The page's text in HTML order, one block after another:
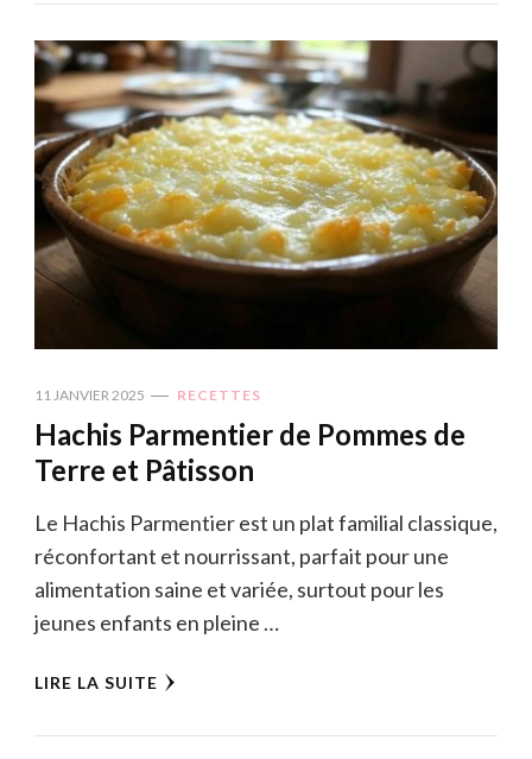
11 JANVIER 2025 RECETTES
Hachis Parmentier de Pommes de
Terre et Pâtisson
Le Hachis Parmentier est un plat familial classique,
réconfortant et nourrissant, parfait pour une
alimentation saine et variée, surtout pour les
jeunes enfants en pleine …
LIRE LA SUITE